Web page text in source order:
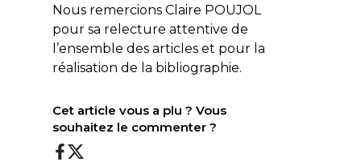
Nous remercions Claire POUJOL
pour sa relecture attentive de
l’ensemble des articles et pour la
réalisation de la bibliographie.
Cet article vous a plu ? Vous
souhaitez le commenter ?